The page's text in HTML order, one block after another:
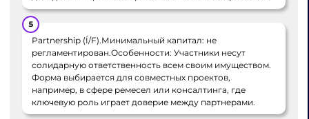
Partnership (Í/F).Минимальный капитал: не
регламентирован.Особенности: Участники несут
солидарную ответственность всем своим имуществом.
Форма выбирается для совместных проектов,
например, в сфере ремесел или консалтинга, где
ключевую роль играет доверие между партнерами.